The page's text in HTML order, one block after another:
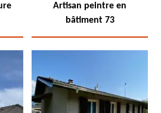
Artisan peintre en
bâtiment 73